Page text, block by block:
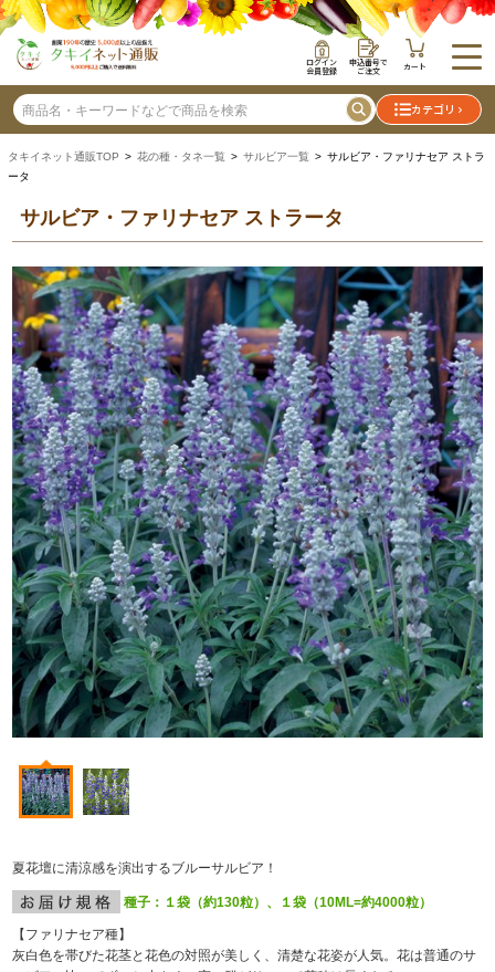
ログイン
会員登録
申込番号で
ご注文 カート
カテゴリ
タキイネット通販TOP > 花の種・タネ一覧 > サルビア一覧 > サルビア・ファリナセア ストラ
ータ
サルビア・ファリナセア ストラータ
夏花壇に清涼感を演出するブルーサルビア！
種子：１袋（約130粒）、１袋（10ML=約4000粒）
【ファリナセア種】
灰白色を帯びた花茎と花色の対照が美しく、清楚な花姿が人気。花は普通のサ